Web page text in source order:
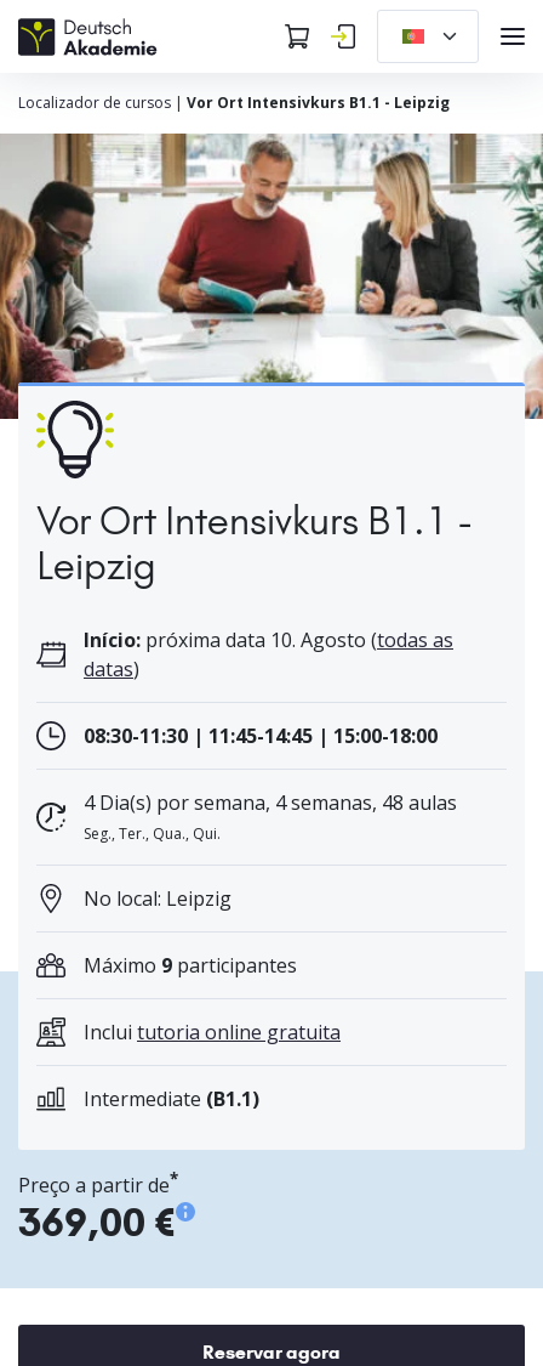
Localizador de cursos | Vor Ort Intensivkurs B1.1 - Leipzig
Vor Ort Intensivkurs B1.1 -
Leipzig
Início: próxima data 10. Agosto (todas as
datas)
08:30-11:30 | 11:45-14:45 | 15:00-18:00
4 Dia(s) por semana, 4 semanas, 48 aulas
Seg., Ter., Qua., Qui.
No local: Leipzig
Máximo 9 participantes
Inclui tutoria online gratuita
Intermediate (B1.1)
Preço a partir de*
369,00 €
Reservar agora